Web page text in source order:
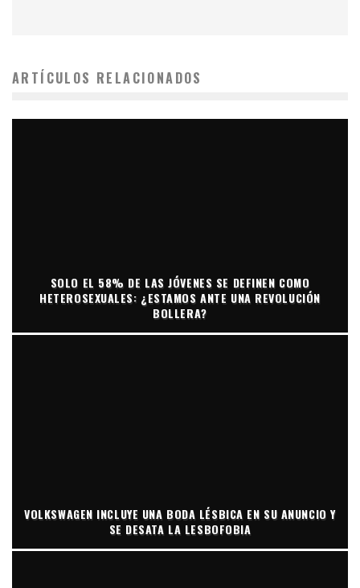
ARTÍCULOS RELACIONADOS
SOLO EL 58% DE LAS JÓVENES SE DEFINEN COMO
HETEROSEXUALES: ¿ESTAMOS ANTE UNA REVOLUCIÓN
BOLLERA?
VOLKSWAGEN INCLUYE UNA BODA LÉSBICA EN SU ANUNCIO Y
SE DESATA LA LESBOFOBIA